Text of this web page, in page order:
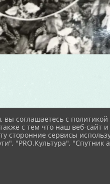
соглашаетесь с политикой
с тем что наш веб-сайт и
сторонние сервисы
"PRO.Культура", "Спутник